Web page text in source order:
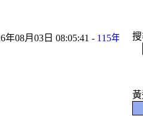
08月03日 08:05:41 - 115年8月份
黃